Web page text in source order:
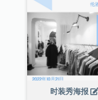
时装秀海报